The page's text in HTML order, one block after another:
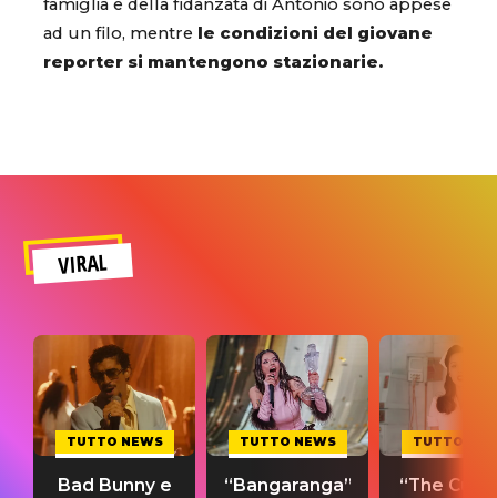
ad un filo, mentre le condizioni del giovane
reporter si mantengono stazionarie.
VIRAL
TUTTO NEWS
Bad Bunny e
TUTTO NEWS
“Bangaranga”
TUTTO
“The